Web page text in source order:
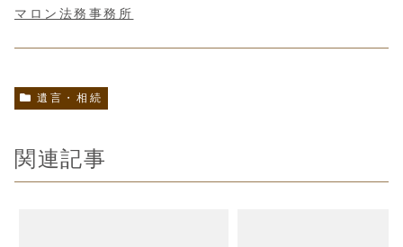
マロン法務事務所
遺言・相続
関連記事